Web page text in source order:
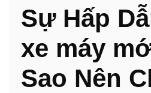
Sự Hấp
xe máy
Sao Nên